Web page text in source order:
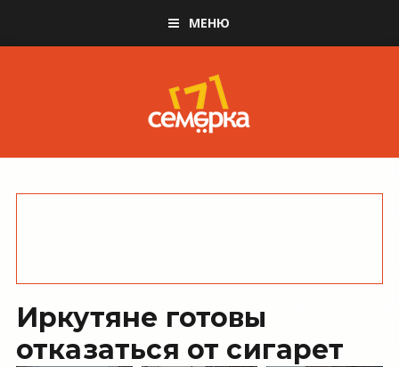
МЕНЮ
Иркутяне готовы
отказаться от сигарет